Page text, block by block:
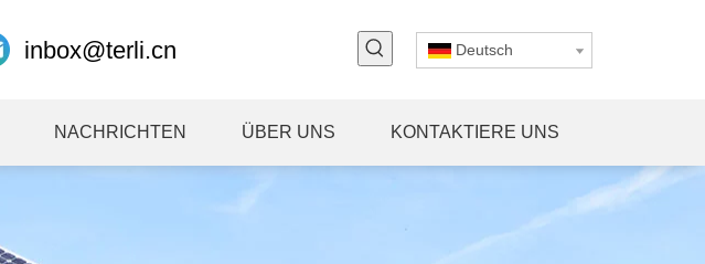
inbox@terli.cn Deutsch
NACHRICHTEN ÜBER UNS KONTAKTIERE UNS